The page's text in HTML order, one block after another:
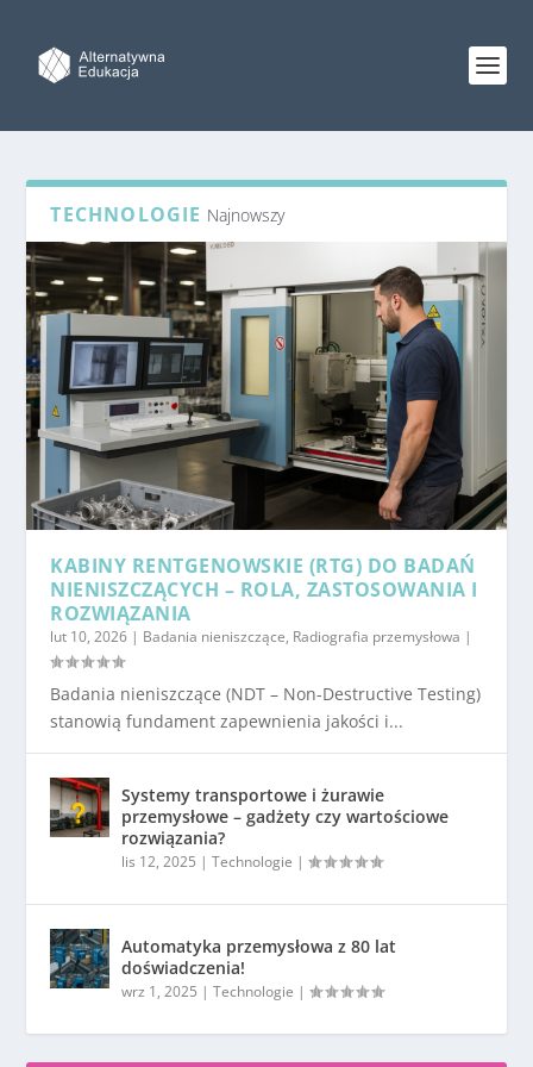
TECHNOLOGIE Najnowszy
KABINY RENTGENOWSKIE (RTG) DO BADAŃ
NIENISZCZĄCYCH – ROLA, ZASTOSOWANIA I
ROZWIĄZANIA
lut 10, 2026 | Badania nieniszczące, Radiografia przemysłowa |
Badania nieniszczące (NDT – Non-Destructive Testing)
stanowią fundament zapewnienia jakości i...
Systemy transportowe i żurawie
przemysłowe – gadżety czy wartościowe
rozwiązania?
lis 12, 2025 |Technologie |
Automatyka przemysłowa z 80 lat
doświadczenia!
wrz 1, 2025 |Technologie |